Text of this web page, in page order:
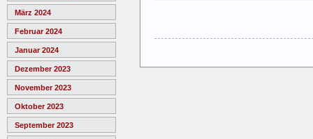
März 2024
Februar 2024
Januar 2024
Dezember 2023
November 2023
Oktober 2023
September 2023